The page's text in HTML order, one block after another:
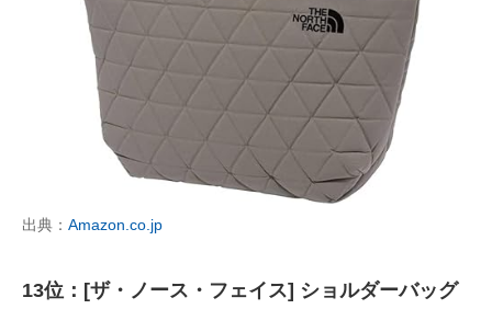
出典： Amazon.co.jp
13位：[ザ・ノース・フェイス] ショルダーバッグ